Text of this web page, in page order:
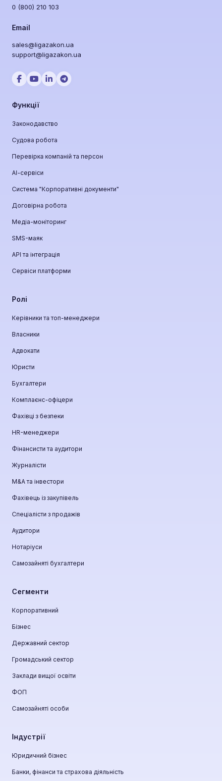
0 (800) 210 103
Email
sales@ligazakon.ua
support@ligazakon.ua
Функції
Законодавство
Судова робота
Перевірка компаній та персон
АІ-сервіси
Система "Корпоративні документи"
Договірна робота
Медіа-моніторинг
SMS-маяк
API та інтеграція
Сервіси платформи
Ролі
Керівники та топ-менеджери
Власники
Адвокати
Юристи
Бухгалтери
Комплаєнс-офіцери
Фахівці з безпеки
HR-менеджери
Фінансисти та аудитори
Журналісти
М&A та інвестори
Фахівець із закупівель
Спеціалісти з продажів
Аудитори
Нотаріуси
Самозайняті бухгалтери
Сегменти
Корпоративний
Бізнес
Державний сектор
Громадський сектор
Заклади вищої освіти
ФОП
Самозайняті особи
Індустрії
Юридичний бізнес
Банки, фінанси та страхова діяльність